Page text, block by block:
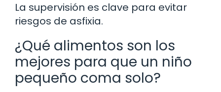
La supervisión es clave para evitar
riesgos de asfixia.
¿Qué alimentos son los
mejores para que un niño
pequeño coma solo?